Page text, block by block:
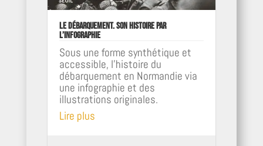
Le Débarquement. Son histoire par
l’infographie
Sous une forme synthétique et
accessible, l’histoire du
débarquement en Normandie via
une infographie et des
illustrations originales.
Lire plus